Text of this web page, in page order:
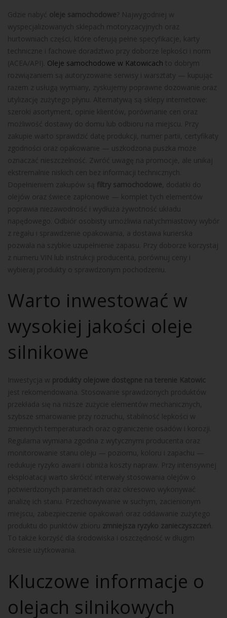
Gdzie nabyć oleje samochodowe? Najwygodniej w
wyspecjalizowanych sklepach motoryzacyjnych oraz
hurtowniach części, które oferują pełne specyfikacje, karty
techniczne i fachowe doradztwo przy doborze lepkości i norm
(ACEA/API). Oleje samochodowe w Katowicach to dobrym
rozwiązaniem są autoryzowane serwisy i warsztaty — kupując
razem z usługą wymiany, zyskujemy poprawne dozowanie oraz
utylizację zużytego płynu. Alternatywą są sklepy internetowe:
szeroki asortyment, opinie klientów, porównanie cen oraz
możliwość dostawy do domu lub odbioru na miejscu. Przy
zakupie warto sprawdzić datę produkcji, numer partii, certyfikaty
zgodności oraz opakowanie — uszkodzona puszka może
oznaczać nieszczelność. Zwróć uwagę na promocje, ale unikaj
ekstremalnie niskich cen bez informacji technicznych.
Dopełnieniem zakupów są filtry samochodowe , dodatki do
olejów oraz świece zapłonowe — komplet tych elementów
poprawia niezawodność i wydłuża żywotność układu
napędowego. Odbiór osobisty umożliwia natychmiastowy wybór
z regału i sprawdzenie opakowania, a dostawa kurierska
pozwala na szybkie uzupełnienie zapasu. Przy doborze korzystaj
z numeru VIN lub instrukcji producenta, porównuj ceny i
wybieraj produkty o sprawdzonym pochodzeniu.
Warto inwestować w
wysokiej jakości oleje
silnikowe
Inwestycja w produkty olejowe dostępne na terenie Katowic
jest rekomendowana. Stosowanie sprawdzonych produktów
przekłada się na niższe zużycie elementów mechanicznych,
szybsze smarowanie przy rozruchu, stabilność lepkości w
zmiennych temperaturach oraz ograniczenie osadów i korozji.
Regularna wymiana zgodna z wytycznymi producenta oraz
monitorowanie stanu oleju — poziomu, koloru i zapachu —
redukuje ryzyko awarii i obniża koszty napraw. Przy intensywnej
eksploatacji warto skrócić interwały stosowania olejów o
potwierdzonych parametrach oraz okresowo wykonywać
analizę ich stanu. Przechowywanie w suchym, zacienionym
miejscu, zabezpieczenie opakowań oraz oddawanie zużytego
produktu do punktów zbioru zmniejsza ryzyko zanieczyszczeń
To także korzyść dla środowiska i oszczędność w długim
okresie użytkowania.
Kluczowe informacje o
olejach silnikowych